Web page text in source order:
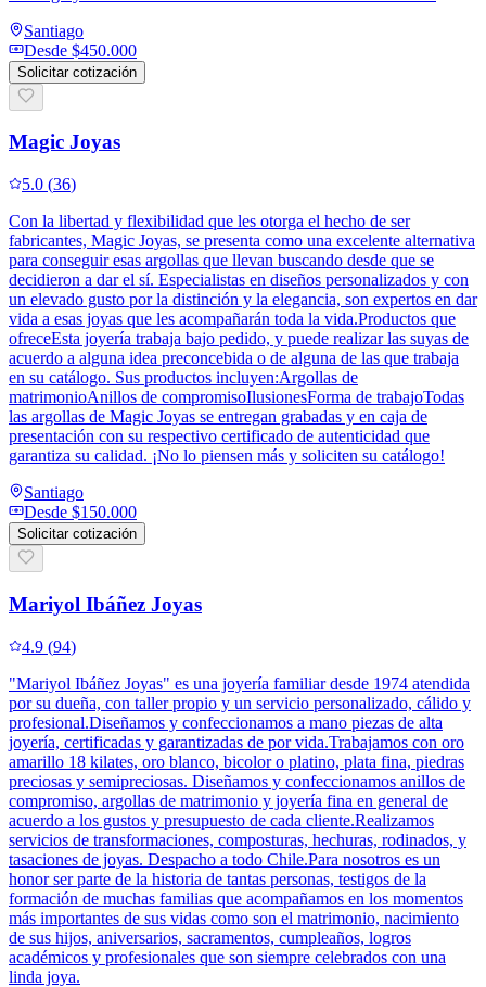
Santiago
Desde $450.000
Solicitar cotización
Magic Joyas
5.0 (36)
Con la libertad y flexibilidad que les otorga el hecho de ser
fabricantes, Magic Joyas, se presenta como una excelente alternativa
para conseguir esas argollas que llevan buscando desde que se
decidieron a dar el sí. Especialistas en diseños personalizados y con
un elevado gusto por la distinción y la elegancia, son expertos en dar
vida a esas joyas que les acompañarán toda la vida.Productos que
ofreceEsta joyería trabaja bajo pedido, y puede realizar las suyas de
acuerdo a alguna idea preconcebida o de alguna de las que trabaja
en su catálogo. Sus productos incluyen:Argollas de
matrimonioAnillos de compromisoIlusionesForma de trabajoTodas
las argollas de Magic Joyas se entregan grabadas y en caja de
presentación con su respectivo certificado de autenticidad que
garantiza su calidad. ¡No lo piensen más y soliciten su catálogo!
Santiago
Desde $150.000
Solicitar cotización
Mariyol Ibáñez Joyas
4.9 (94)
"Mariyol Ibáñez Joyas" es una joyería familiar desde 1974 atendida
por su dueña, con taller propio y un servicio personalizado, cálido y
profesional.Diseñamos y confeccionamos a mano piezas de alta
joyería, certificadas y garantizadas de por vida.Trabajamos con oro
amarillo 18 kilates, oro blanco, bicolor o platino, plata fina, piedras
preciosas y semipreciosas. Diseñamos y confeccionamos anillos de
compromiso, argollas de matrimonio y joyería fina en general de
acuerdo a los gustos y presupuesto de cada cliente.Realizamos
servicios de transformaciones, composturas, hechuras, rodinados, y
tasaciones de joyas. Despacho a todo Chile.Para nosotros es un
honor ser parte de la historia de tantas personas, testigos de la
formación de muchas familias que acompañamos en los momentos
más importantes de sus vidas como son el matrimonio, nacimiento
de sus hijos, aniversarios, sacramentos, cumpleaños, logros
académicos y profesionales que son siempre celebrados con una
linda joya.